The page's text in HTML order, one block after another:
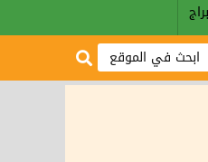
وصول أسود الرافدين لمونديال 2026